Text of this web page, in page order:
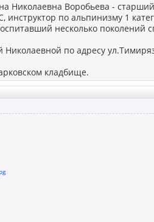
Николаевна Воробьева -
по альпинизму 1
несколько поколений
по адресу
кладбище.